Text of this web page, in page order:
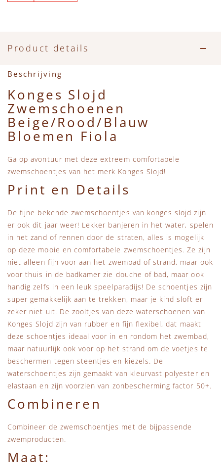
Accessoires
Zwemkleding
Speelgoed
Beren
MarMar Copenhagen
Piupiuchick
Play Up
Sproet & Sprout
Tiny Cottons
Product details
Beschrijving
Konges Slojd
Zwemschoenen
Beige/Rood/Blauw
Bloemen Fiola
Ga op avontuur met deze extreem comfortabele
zwemschoentjes van het merk Konges Slojd!
Print en Details
De fijne bekende zwemschoentjes van konges slojd zijn
er ook dit jaar weer! Lekker banjeren in het water, spelen
in het zand of rennen door de straten, alles is mogelijk
op deze mooie en comfortabele zwemschoentjes. Ze zijn
niet alleen fijn voor aan het zwembad of strand, maar ook
voor thuis in de badkamer zie douche of bad, maar ook
handig zelfs in een leuk speelparadijs! De schoentjes zijn
super gemakkelijk aan te trekken, maar je kind sloft er
zeker niet uit. De zooltjes van deze waterschoenen van
Konges Slojd zijn van rubber en fijn flexibel, dat maakt
deze schoentjes ideaal voor in en rondom het zwembad,
maar natuurlijk ook voor op het strand om de voetjes te
beschermen tegen steentjes en kiezels. De
waterschoentjes zijn gemaakt van kleurvast polyester en
elastaan en zijn voorzien van zonbescherming factor 50+.
Combineren
Combineer de zwemschoentjes met de bijpassende
zwemproducten.
Maat: